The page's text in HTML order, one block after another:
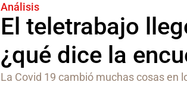
Análisis
El teletrabajo
¿qué dice la
La Covid 19 cambió muchas cosas en